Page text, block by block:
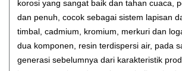
korosi yang sangat baik dan tahan cuaca,
dan penuh, cocok sebagai sistem lapisan
timbal, cadmium, kromium, merkuri dan
dua komponen, resin terdispersi air, pada
generasi sebelumnya dari karakteristik